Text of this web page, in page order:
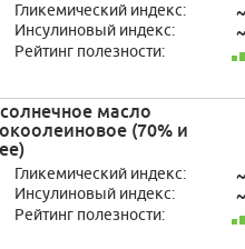
Гликемический индекс: ~
Инсулиновый индекс: ~
Рейтинг полезности:
масло
(70% и
Гликемический индекс: ~
Инсулиновый индекс: ~
Рейтинг полезности: